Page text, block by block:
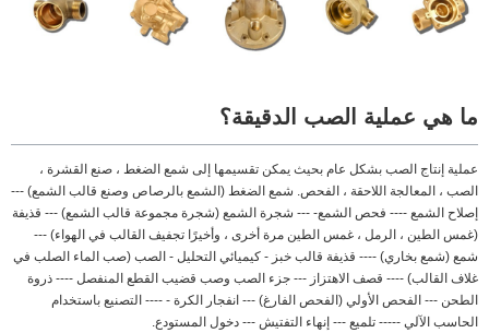
ما هي عملية الصب الدقيقة؟
عملية إنتاج الصب بشكل عام بحيث يمكن تقسيمها إلى شمع الضغط ، صنع القشرة ،
الصب ، المعالجة اللاحقة ، الفحص. شمع الضغط (الشمع بالرصاص وصنع قالب الشمع) ---
إصلاح الشمع ---- فحص الشمع- --- شجرة الشمع (شجرة مجموعة قالب الشمع) --- قذيفة
(غمس الطين ، الرمل ، غمس الطين مرة أخرى ، وأخيرًا تجفيف القالب في الهواء) ---
شمع (شمع بخاري) ---- قذيفة قالب خبز - كيميائي التحليل - الصب (صب الماء الصلب في
غلاف القالب) ---- قصف الاهتزاز --- جزء الصب وصب قضيب القطع المنفصل ---- ذروة
الطحن --- الفحص الأولي (الفحص الفارغ) --- انفجار الكرة - ---- التصنيع باستخدام
الحاسب الآلي ----- تلميع --- إنهاء التفتيش --- دخول المستودع.